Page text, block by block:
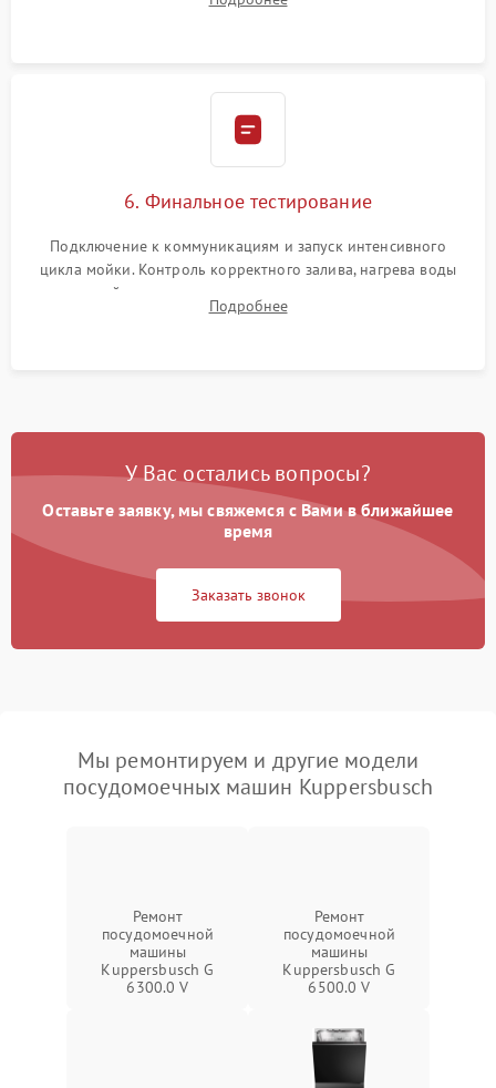
сборка корпуса и установка датчика поплавка.
6. Финальное тестирование
Подключение к коммуникациям и запуск интенсивного
цикла мойки. Контроль корректного залива, нагрева воды
до нужной температуры, отсутствия посторонних шумов,
штатного слива и абсолютной сухости в поддоне.
Подробнее
У Вас остались вопросы?
Оставьте заявку, мы свяжемся с Вами в ближайшее
время
Заказать звонок
Мы ремонтируем и другие модели
посудомоечных машин Kuppersbusch
Ремонт
посудомоечной
машины
Kuppersbusch G
6300.0 V
Ремонт
посудомоечной
машины
Kuppersbusch G
6500.0 V